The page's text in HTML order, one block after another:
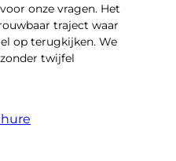
onze vragen. Het
traject waar
op terugkijken. We
twijfel